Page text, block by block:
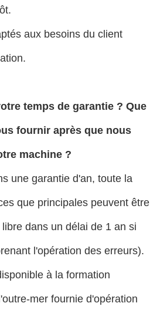
aux besoins du client
temps de garantie ? Que
fournir après que nous
machine ?
une garantie d'an, toute la
que principales peuvent être
dans un délai de 1 an si
l'opération des erreurs).
à la formation
mer fournie d'opération